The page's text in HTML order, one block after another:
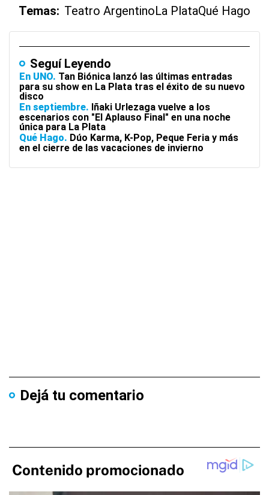
Temas: Teatro ArgentinoLa PlataQué Hago
Seguí Leyendo
En UNO Tan Biónica lanzó las últimas entradas
para su show en La Plata tras el éxito de su nuevo
disco
En septiembre Iñaki Urlezaga vuelve a los
escenarios con "El Aplauso Final" en una noche
única para La Plata
Qué Hago Dúo Karma, K-Pop, Peque Feria y más
en el cierre de las vacaciones de invierno
Dejá tu comentario